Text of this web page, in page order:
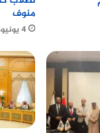
منوف
4 يونيو، 2022